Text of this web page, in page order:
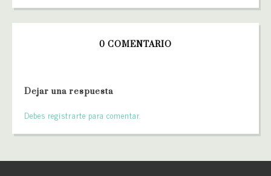
0 COMENTARIO
Dejar una respuesta
Debes registrarte para comentar.